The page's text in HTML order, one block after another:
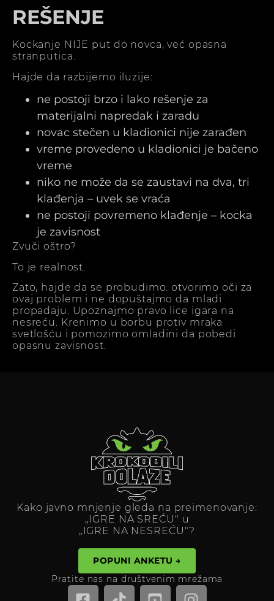
REŠENJE
Kockanje NIJE put do novca, već opasna
stranputica.
Hajde da razbijemo iluzije:
ne postoji brzo i lako rešenje za
materijalni napredak i zaradu
novac stečen u kladionici nije zarađen
vreme provedeno u kladionici je bačeno
vreme
niko ne može da se zaustavi na dva, tri
klađenja – uvek se vraća
ne postoji povremeno klađenje – kocka
je zavisnost
Zvuči oštro?
To je realnost.
Zato, hajde da se probudimo: otvorimo oči za
ovaj problem i ne dopuštajmo da mladi
propadaju. Upoznajmo pravo lice igara na
nesreću. Krenimo u borbu protiv mraka
svetlošću i pomozimo omladini da pobedi
opasnu zavisnost.
Kako javno mnjenje gleda na preimenovanje:
„IGRE NA SREĆU" u
„IGRE NA NESREĆU"?
POPUNI ANKETU →
Pratite nas na društvenim mrežama